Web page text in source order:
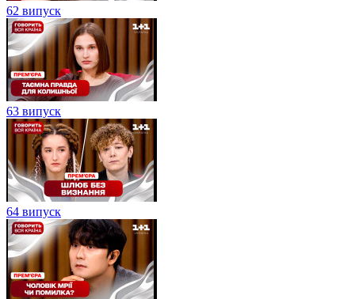
62 випуск
63 випуск
64 випуск